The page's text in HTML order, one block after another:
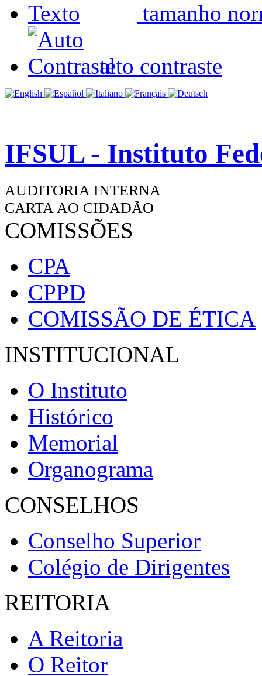
tamanho
alto contraste
IFSUL - Instituto
AUDITORIA INTERNA
CARTA AO CIDADÃO
COMISSÕES
CPA
CPPD
COMISSÃO DE ÉTICA
INSTITUCIONAL
O Instituto
Histórico
Memorial
Organograma
CONSELHOS
Conselho Superior
Colégio de Dirigentes
REITORIA
A Reitoria
O Reitor